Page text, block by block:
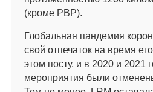
(кроме PBP).
Глобальная пандемия
свой отпечаток на время
этом посту, и в 2020 и 2021
мероприятия были